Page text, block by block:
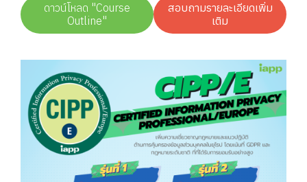
ดาวน์โหลด "Course
Outline"
สอบถามรายละเอียดเพิ่ม
เติม